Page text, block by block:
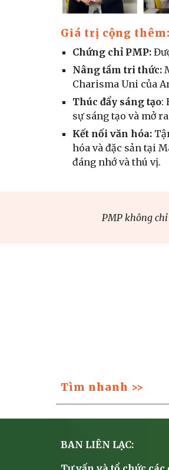
Giá trị cộng thêm:
Chứng chỉ PMP:
Nâng tầm tri thức:
Charisma Uni của
Thúc đẩy sáng tạo:
sự sáng tạo và mở
Kết nối văn hóa:
hóa và đặc sản tại
đáng nhớ và thú vị.
PMP không
Tìm nhanh >>
BAN LIÊN LẠC: